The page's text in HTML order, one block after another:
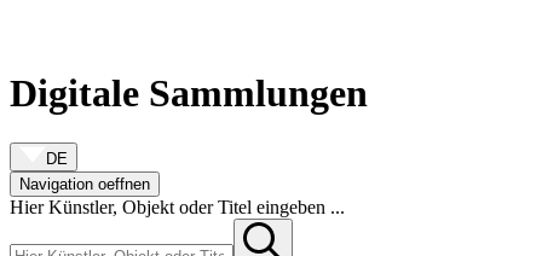
Digitale Sammlungen
DE
Navigation oeffnen
Hier Künstler, Objekt oder Titel eingeben ...